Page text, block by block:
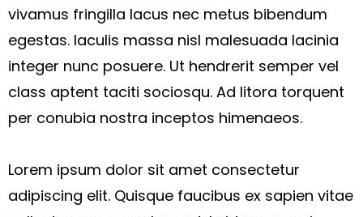
vivamus fringilla lacus nec metus bibendum
egestas. Iaculis massa nisl malesuada lacinia
integer nunc posuere. Ut hendrerit semper vel
class aptent taciti sociosqu. Ad litora torquent
per conubia nostra inceptos himenaeos.
Lorem ipsum dolor sit amet consectetur
adipiscing elit. Quisque faucibus ex sapien vitae